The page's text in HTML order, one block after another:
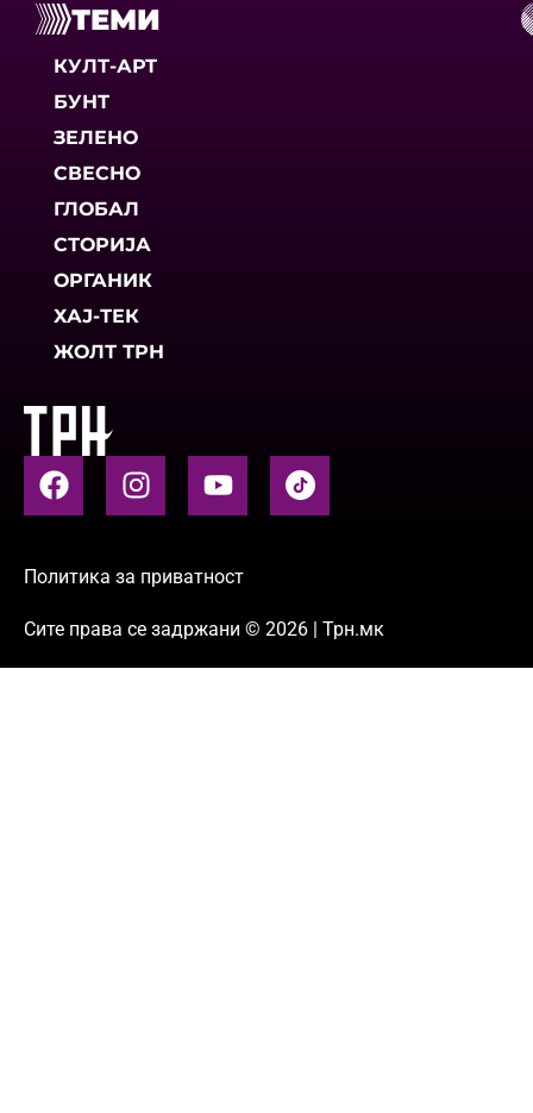
ТЕМИ
КУЛТ-АРТ
БУНТ
ЗЕЛЕНО
СВЕСНО
ГЛОБАЛ
СТОРИЈА
ОРГАНИК
ХАЈ-ТЕК
ЖОЛТ ТРН
Политика за приватност
Сите права се задржани © 2026 | Трн.мк